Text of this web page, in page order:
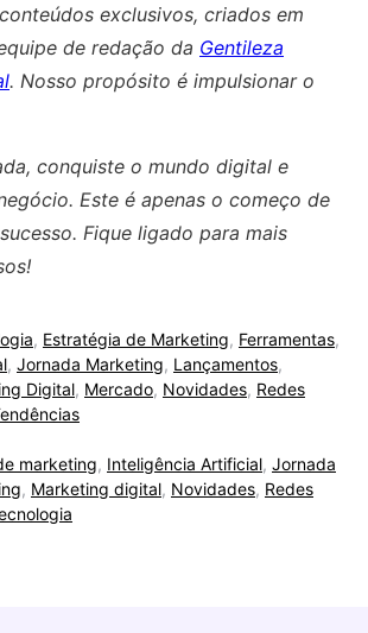
exclusivos, criados em
de redação da Gentileza
. Nosso propósito é impulsionar o
conquiste o mundo digital e
Este é apenas o começo de
Fique ligado para mais
, Estratégia de Marketing, Ferramentas,
, Jornada Marketing, Lançamentos,
Digital, Mercado, Novidades, Redes
marketing, Inteligência Artificial, Jornada
, Marketing digital, Novidades, Redes